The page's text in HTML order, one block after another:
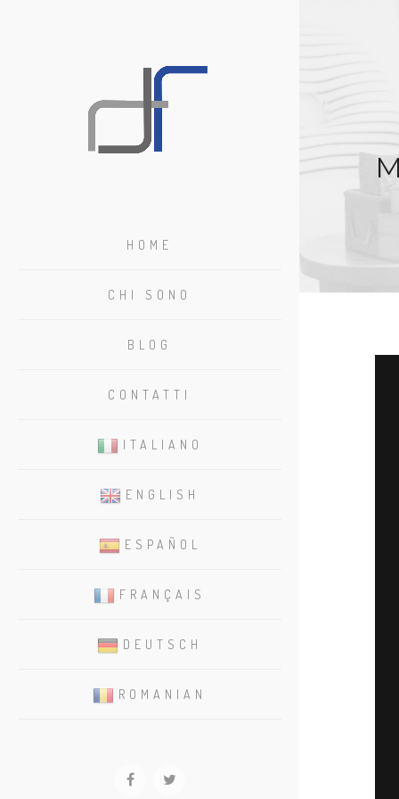
HOME
CHI SONO
BLOG
CONTATTI
ITALIANO
ENGLISH
ESPAÑOL
FRANÇAIS
DEUTSCH
ROMANIAN